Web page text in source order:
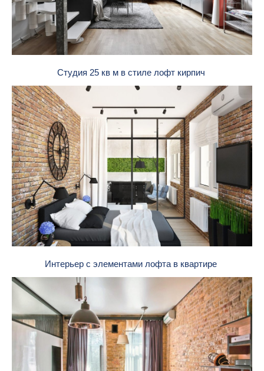
Студия 25 кв м в стиле лофт кирпич
Интерьер с элементами лофта в квартире